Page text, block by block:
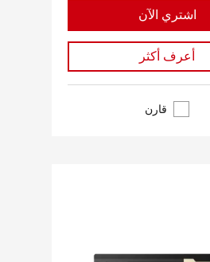
اشتري الآن
أعرف أكثر
قارن